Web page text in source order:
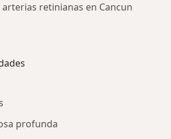
retinianas en Cancun
profunda